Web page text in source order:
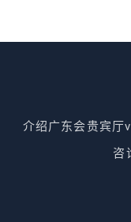
介绍广东会贵宾厅
咨